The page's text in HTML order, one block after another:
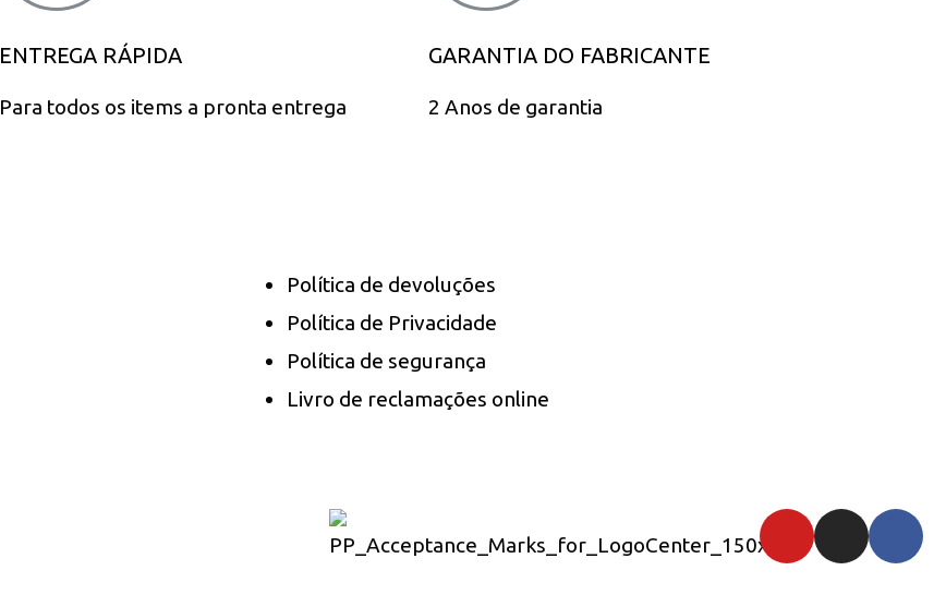
ENTREGA RÁPIDA
Para todos os items a pronta entrega
GARANTIA DO FABRICANTE
2 Anos de garantia
Política de devoluções
Política de Privacidade
Política de segurança
Livro de reclamações online